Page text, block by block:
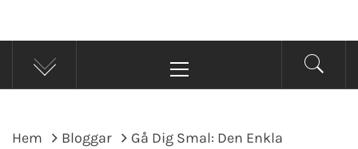
meny
Hem Bloggar
Gå Dig Smal: Den Enkla